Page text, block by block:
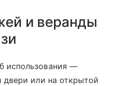
и веранды
использования —
двери или на открытой